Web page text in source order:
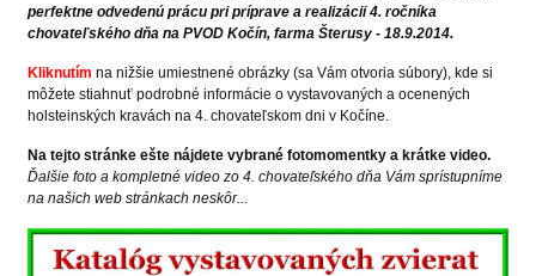
perfektne odvedenú prácu pri príprave a realizácii 4. ročníka
chovateľského dňa na PVOD Kočín, farma Šterusy - 18.9.2014.
Kliknutím na nižšie umiestnené obrázky (sa Vám otvoria súbory), kde si
môžete stiahnuť podrobné informácie o vystavovaných a ocenených
holsteinských kravách na 4. chovateľskom dni v Kočíne.
Na tejto stránke ešte nájdete vybrané fotomomentky a krátke video.
Ďalšie foto a kompletné video zo 4. chovateľského dňa Vám sprístupníme
na našich web stránkach neskôr...